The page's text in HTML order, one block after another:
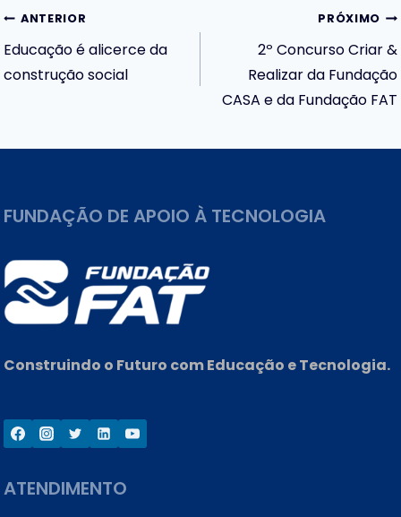
Navegação
de
Post
ANTERIOR
Educação é alicerce da
construção social
PRÓXIMO
2º Concurso Criar &
Realizar da Fundação
CASA e da Fundação FAT
FUNDAÇÃO DE APOIO À TECNOLOGIA
Construindo o Futuro com Educação e Tecnologia.
ATENDIMENTO